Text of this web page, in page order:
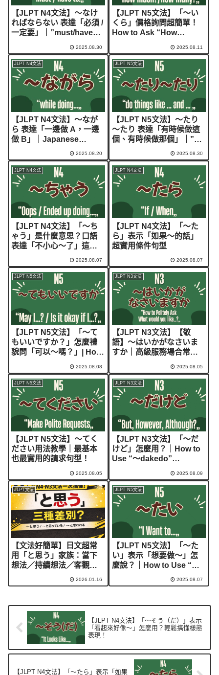
【JLPT N4文法】～なけ
ればならない 表達「必須 /
一定要」｜”must/have
2025.08.30
【JLPT N5文法】「〜い
くら」價格詢問超簡單！
How to Ask “How
Japanese Using “〜
ikura”
2025.08.11
JLPT N4文法
【JLPT N4文法】～なが
ら 表達「一邊做 A，一邊
做 B」｜Japanese
“while doing…”
2025.08.20
JLPT N5文法
【JLPT N5文法】～たり
～たり 表達「有時候做這
個、有時候做那個」｜”do
2025.08.30
JLPT N4文法
【JLPT N4文法】「～ち
ゃう」是什麼意思？口語
表達「不小心～了」這樣
Grammar “～ちゃう”：
How to Say “Oops /
Ended up doing…” in
Casual Japanese
2025.08.07
JLPT N4文法
【JLPT N4文法】「～た
ら」表示「如果～的話」
超實用條件句型
2025.08.07
JLPT N5文法
【JLPT N5文法】「〜て
もいいですか？」怎麼禮
貌問「可以～嗎？」| How
Japanese
2025.08.08
JLPT N3文法
【JLPT N3文法】【敬
語】～はいかがなさいま
すか｜高級服務場合常聽
2025.08.05
JLPT N5文法
【JLPT N5文法】～てく
ださい用法教學｜最基本
也最實用的請求句型！
2025.08.05
JLPT N3文法
【JLPT N3文法】「～だ
けど」怎麼用？｜How to
Use “～dakedo”
Japanese
2025.08.09
JLPT文法
【文法好簡單】日文超常
用「と思う」家族：當下
想法／持續想法／客觀推
2026.01.16
JLPT N5文法
【JLPT N5文法】「～た
い」表示「想要做～」怎
麼說？｜How to Use “～
to…” in Japanese
2025.08.07
【JLPT N4文法】「～そう（だ）」表示
「看起來好像～」怎麼用？輕鬆搞懂樣態
表現！
【JLPT N4文法】「～たら」表示「如果